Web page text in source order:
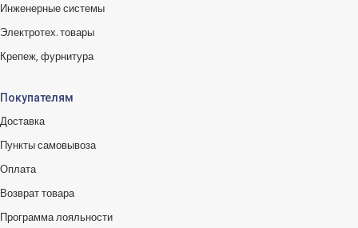
Инженерные системы
Электротех. товары
Крепеж, фурнитура
Покупателям
Доставка
Пункты самовывоза
Оплата
Возврат товара
Программа лояльности